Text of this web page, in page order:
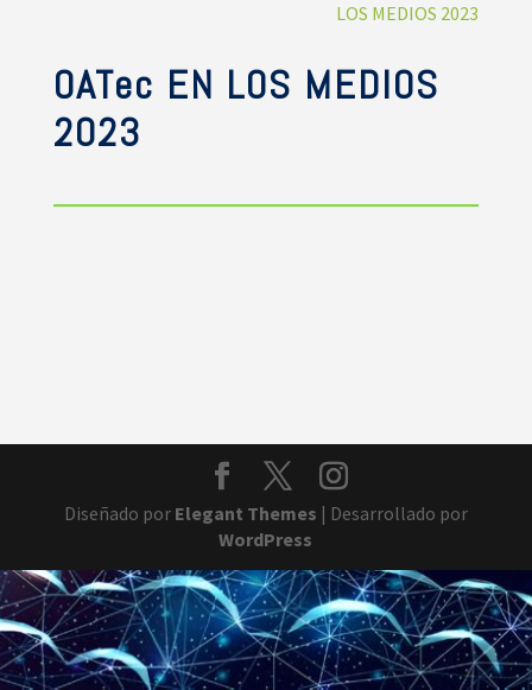
LOS MEDIOS 2023
OATec EN LOS MEDIOS
2023
Diseñado por Elegant Themes | Desarrollado por
WordPress